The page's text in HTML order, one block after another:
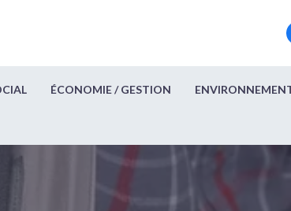
ÉCONOMIE / GESTION